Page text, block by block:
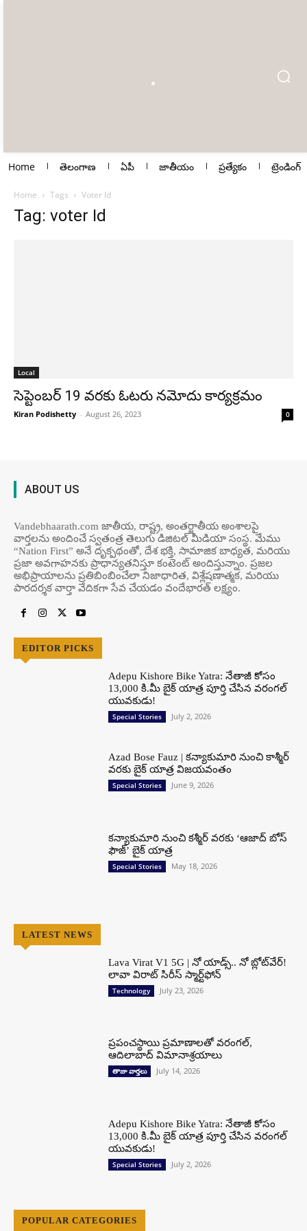
Home తెలంగాణ ఏపీ జాతీయం ప్రత్యేకం ట్రెండింగ్
Home Tags Voter Id
Tag: voter Id
Local
సెప్టెంబర్ 19 వరకు ఓటరు నమోదు కార్యక్రమం
Kiran Podishetty - August 26, 2023 0
ABOUT US
Vandebhaarath.com జాతీయ, రాష్ట్ర, అంతర్జాతీయ అంశాలపై
వార్తలను అందించే స్వతంత్ర తెలుగు డిజిటల్ మీడియా సంస్థ. మేము
“Nation First” అనే దృక్పథంతో, దేశ భక్తి, సామాజిక బాధ్యత, మరియు
ప్రజా అవగాహనకు ప్రాధాన్యతనిస్తూ కంటెంట్ అందిస్తున్నాం. ప్రజల
అభిప్రాయాలను ప్రతిబింబించేలా నిజాధారిత, విశ్లేషణాత్మక, మరియు
పారదర్శక వార్తా వేదికగా సేవ చేయడం వందేభార‌త్ ల‌క్ష్యం.
EDITOR PICKS
Adepu Kishore Bike Yatra: నేతాజీ కోసం
13,000 కి.మీ బైక్ యాత్ర పూర్తి చేసిన వరంగల్
యువకుడు!
Special Stories July 2, 2026
Azad Bose Fauz | కన్యాకుమారి నుంచి కాశ్మీర్
వరకు బైక్ యాత్ర విజయవంతం
Special Stories June 9, 2026
కన్యాకుమారి నుంచి కశ్మీర్ వరకు ‘ఆజాద్ బోస్
ఫౌజ్’ బైక్ యాత్ర
Special Stories May 18, 2026
LATEST NEWS
Lava Virat V1 5G | నో యాడ్స్.. నో బ్లోట్‌వేర్!
లావా విరాట్ సిరీస్ స్మార్ట్‌ఫోన్​
Technology July 23, 2026
ప్రపంచస్థాయి ప్రమాణాలతో వరంగల్,
ఆదిలాబాద్ విమానాశ్రయాలు
తాజా వార్తలు July 14, 2026
Adepu Kishore Bike Yatra: నేతాజీ కోసం
13,000 కి.మీ బైక్ యాత్ర పూర్తి చేసిన వరంగల్
యువకుడు!
Special Stories July 2, 2026
POPULAR CATEGORIES